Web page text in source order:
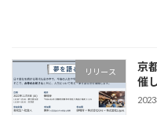
リリース
京
催